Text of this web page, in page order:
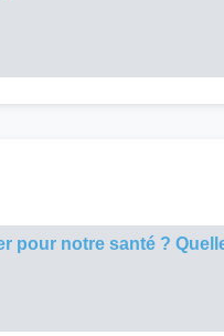
pour notre santé ?